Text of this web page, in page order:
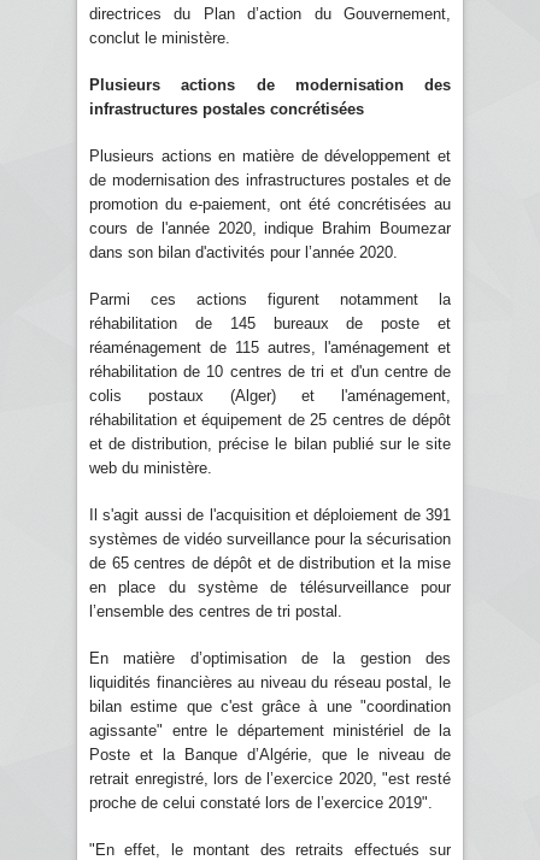
directrices du Plan d’action du Gouvernement,
conclut le ministère.
Plusieurs actions de modernisation des
infrastructures postales concrétisées
Plusieurs actions en matière de développement et
de modernisation des infrastructures postales et de
promotion du e-paiement, ont été concrétisées au
cours de l'année 2020, indique Brahim Boumezar
dans son bilan d'activités pour l’année 2020.
Parmi ces actions figurent notamment la
réhabilitation de 145 bureaux de poste et
réaménagement de 115 autres, l'aménagement et
réhabilitation de 10 centres de tri et d'un centre de
colis postaux (Alger) et l'aménagement,
réhabilitation et équipement de 25 centres de dépôt
et de distribution, précise le bilan publié sur le site
web du ministère.
Il s'agit aussi de l'acquisition et déploiement de 391
systèmes de vidéo surveillance pour la sécurisation
de 65 centres de dépôt et de distribution et la mise
en place du système de télésurveillance pour
l’ensemble des centres de tri postal.
En matière d’optimisation de la gestion des
liquidités financières au niveau du réseau postal, le
bilan estime que c'est grâce à une "coordination
agissante" entre le département ministériel de la
Poste et la Banque d’Algérie, que le niveau de
retrait enregistré, lors de l’exercice 2020, "est resté
proche de celui constaté lors de l’exercice 2019".
"En effet, le montant des retraits effectués sur